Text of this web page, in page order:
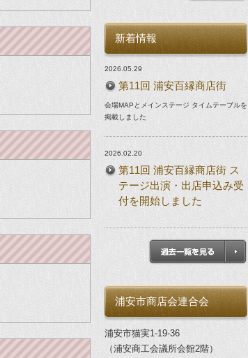
新着情報
2026.05.29
第11回 浦安百縁商店街
会場MAPとメインステージ タイムテーブルを
掲載しました
2026.02.20
第11回 浦安百縁商店街 ス
テージ出演・出店申込み受
付を開始しました
浦安市商店会連合会
浦安市猫実1-19-36
（浦安商工会議所会館2階）